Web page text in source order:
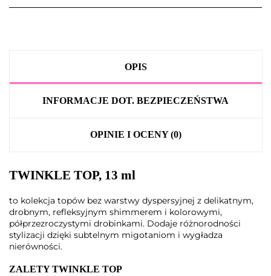
OPIS
INFORMACJE DOT. BEZPIECZEŃSTWA
OPINIE I OCENY (0)
TWINKLE TOP, 13 ml
to kolekcja topów bez warstwy dyspersyjnej z delikatnym,
drobnym, refleksyjnym shimmerem i kolorowymi,
półprzezroczystymi drobinkami. Dodaje różnorodności
stylizacji dzięki subtelnym migotaniom i wygładza
nierówności.
ZALETY TWINKLE TOP